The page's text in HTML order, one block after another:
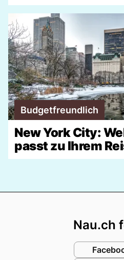
Budgetfreundlich
New York City:
passt zu Ihrem
Nau.ch